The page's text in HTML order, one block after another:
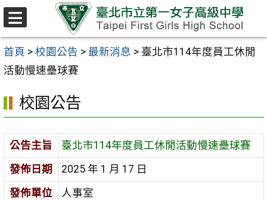
跳至主要內容區
首頁 > 校園公告 > 最新消息 > 臺北市114年度員工休閒
活動慢速壘球賽
校園公告
公告主旨
臺北市114年度員工休閒活動慢速壘球賽
發佈日期
2025 年 1 月 17 日
發佈單位
人事室
選
單